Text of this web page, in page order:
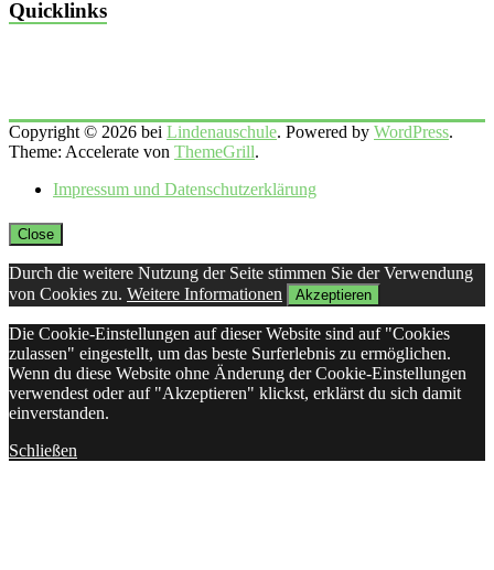
Quicklinks
Copyright © 2026 bei Lindenauschule. Powered by WordPress.
Theme: Accelerate von ThemeGrill.
Impressum und Datenschutzerklärung
Close
Durch die weitere Nutzung der Seite stimmen Sie der Verwendung
von Cookies zu. Weitere Informationen Akzeptieren
Die Cookie-Einstellungen auf dieser Website sind auf "Cookies
zulassen" eingestellt, um das beste Surferlebnis zu ermöglichen.
Wenn du diese Website ohne Änderung der Cookie-Einstellungen
verwendest oder auf "Akzeptieren" klickst, erklärst du sich damit
einverstanden.
Schließen